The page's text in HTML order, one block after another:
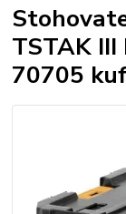
TSTAK
70705